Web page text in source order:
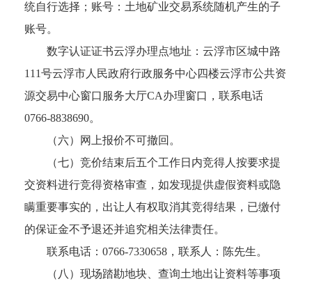
统自行选择；账号：土地矿业交易系统随机产生的子
账号。
数字认证证书云浮办理点地址：云浮市区城中路
111号云浮市人民政府行政服务中心四楼云浮市公共资
源交易中心窗口服务大厅CA办理窗口，联系电话
0766-8838690。
（六）网上报价不可撤回。
（七）竞价结束后五个工作日内竞得人按要求提
交资料进行竞得资格审查，如发现提供虚假资料或隐
瞒重要事实的，出让人有权取消其竞得结果，已缴付
的保证金不予退还并追究相关法律责任。
联系电话：0766-7330658，联系人：陈先生。
（八）现场踏勘地块、查询土地出让资料等事项